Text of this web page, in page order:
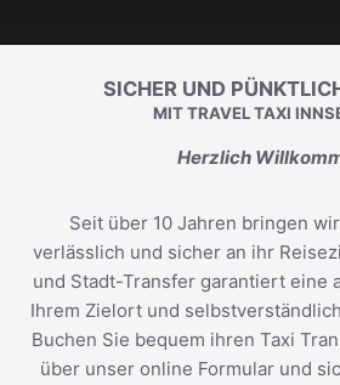
SICHER UND
MIT TRAVEL TAXI
Herzlich
Seit über 10 Jahren bringen
verlässlich und sicher an ihr
und Stadt-Transfer garantiert eine
Ihrem Zielort und
Buchen Sie bequem ihren Taxi
über unser online Formular und